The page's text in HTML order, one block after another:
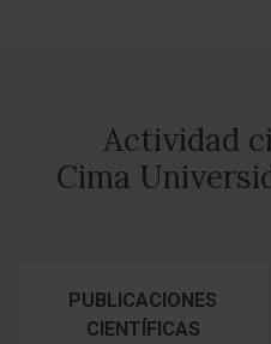
Actividad
Cima
PUBLICACIONES
CIENTÍFICAS